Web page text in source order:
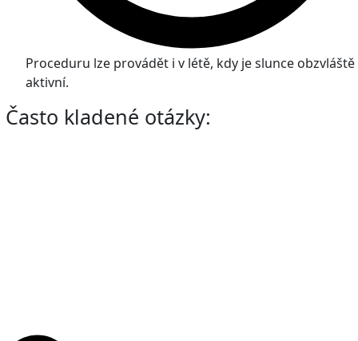
Proceduru lze provádět i v létě, kdy je slunce obzvláště
aktivní.
Často kladené otázky: